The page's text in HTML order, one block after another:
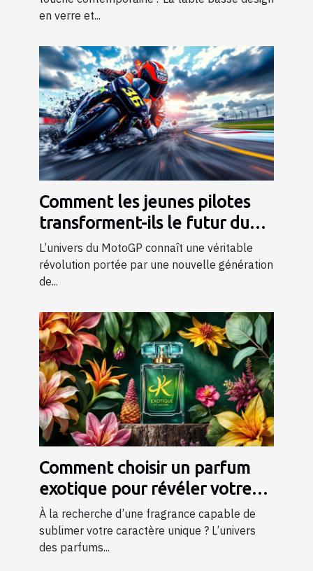
en verre et...
Comment les jeunes pilotes
transforment-ils le futur du
MotoGP ?
L’univers du MotoGP connaît une véritable
révolution portée par une nouvelle génération
de...
Comment choisir un parfum
exotique pour révéler votre
personnalité?
À la recherche d’une fragrance capable de
sublimer votre caractère unique ? L’univers
des parfums...